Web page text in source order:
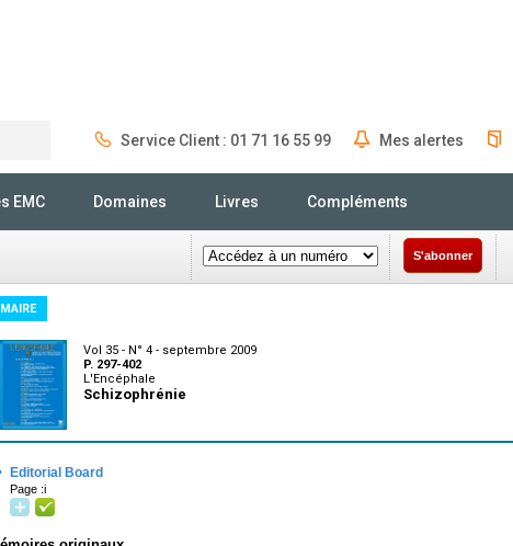
Service Client : 01 71 16 55 99 Mes alertes
EMC Domaines Livres Compléments
S'abonner
Vol 35 - N° 4 - septembre 2009
P. 297-402
L'Encéphale
Schizophrénie
Editorial Board
Page :i